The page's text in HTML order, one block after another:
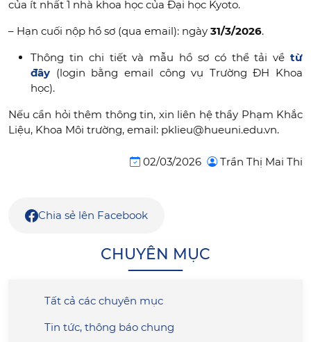
của ít nhất 1 nhà khoa học của Đại học Kyoto.
– Hạn cuối nộp hồ sơ (qua email): ngày 31/3/2026.
Thông tin chi tiết và mẫu hồ sơ có thể tải về từ
đây (login bằng email công vụ Trường ĐH Khoa
học).
Nếu cần hỏi thêm thông tin, xin liên hệ thầy Phạm Khắc
Liệu, Khoa Môi trường, email: pklieu@hueuni.edu.vn.
02/03/2026 Trần Thị Mai Thi
Chia sẻ lên Facebook
CHUYÊN MỤC
Tất cả các chuyên mục
Tin tức, thông báo chung